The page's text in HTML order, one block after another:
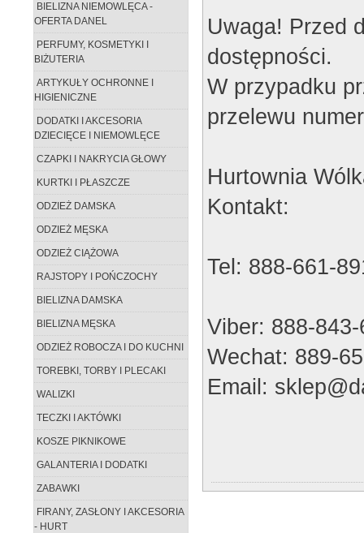
BIELIZNA NIEMOWLĘCA -
OFERTA DANEL
PERFUMY, KOSMETYKI I
BIŻUTERIA
ARTYKUŁY OCHRONNE I
HIGIENICZNE
DODATKI I AKCESORIA
DZIECIĘCE I NIEMOWLĘCE
CZAPKI I NAKRYCIA GŁOWY
KURTKI I PŁASZCZE
ODZIEŻ DAMSKA
ODZIEŻ MĘSKA
ODZIEŻ CIĄŻOWA
RAJSTOPY I POŃCZOCHY
BIELIZNA DAMSKA
BIELIZNA MĘSKA
ODZIEŻ ROBOCZA I DO KUCHNI
TOREBKI, TORBY I PLECAKI
WALIZKI
TECZKI I AKTÓWKI
KOSZE PIKNIKOWE
GALANTERIA I DODATKI
ZABAWKI
FIRANY, ZASŁONY I AKCESORIA
- HURT
Uwaga! Przed
dostępności.
W przypadku
przelewu
Hurtownia
Kontakt:
Tel: 888-661-
Viber: 888-
Wechat: 889-
Email: